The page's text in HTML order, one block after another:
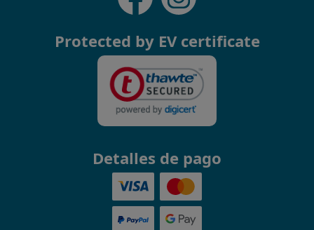
Protected by EV certificate
Detalles de pago